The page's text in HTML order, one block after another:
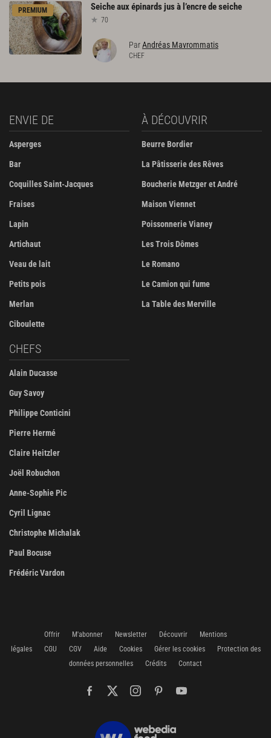
PREMIUM Seicheauxépinardsjusà l’encredeseiche
70
ParAndréas Mavrommatis
CHEF
ENVIE DE
Asperges
Bar
Coquilles Saint-Jacques
Fraises
Lapin
Artichaut
Veau de lait
Petits pois
Merlan
Ciboulette
À DÉCOUVRIR
Beurre Bordier
La Pâtisserie des Rêves
Boucherie Metzger et André
Maison Viennet
Poissonnerie Vianey
Les Trois Dômes
Le Romano
Le Camion qui fume
La Table des Merville
CHEFS
Alain Ducasse
Guy Savoy
Philippe Conticini
Pierre Hermé
Claire Heitzler
Joël Robuchon
Anne-Sophie Pic
Cyril Lignac
Christophe Michalak
Paul Bocuse
Frédéric Vardon
Offrir M'abonner Newsletter Découvrir
Mentions
légales
CGU CGV Aide Cookies Gérer les cookies
Protection des
données personnelles
Crédits Contact